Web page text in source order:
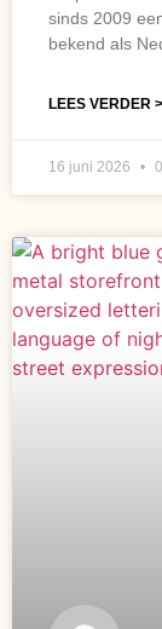
sinds 2009
bekend als
LEES VERDER >
16 juni 2026